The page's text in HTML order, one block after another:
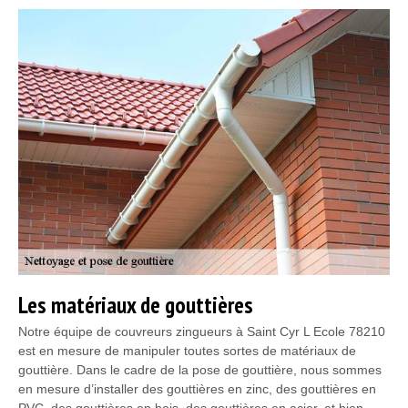
Les matériaux de gouttières
Notre équipe de couvreurs zingueurs à Saint Cyr L Ecole 78210
est en mesure de manipuler toutes sortes de matériaux de
gouttière. Dans le cadre de la pose de gouttière, nous sommes
en mesure d’installer des gouttières en zinc, des gouttières en